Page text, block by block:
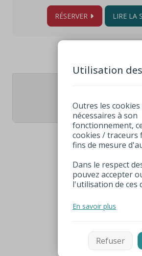
RÉSERVER LIRE LA
Filtrer
Utilisation
Outres les
nécessaires à son
fonctionnement,
cookies / traceurs
fins de mesure
Dans le respect
pouvez accepter
l'utilisation de ces
En savoir plus
Refuser